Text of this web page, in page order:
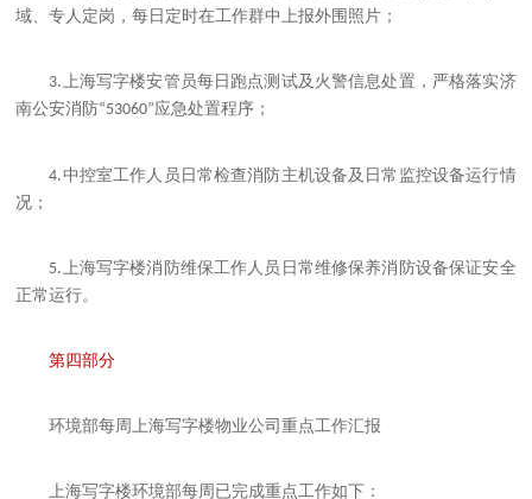
域、专人定岗，每日定时在工作群中上报外围照片；
3. 上海写字楼安管员每日跑点测试及火警信息处置，严格落实济
南公安消防“53060”应急处置程序；
4.中控室工作人员日常检查消防主机设备及日常监控设备运行情
况；
5. 上海写字楼消防维保工作人员日常维修保养消防设备保证安全
正常运行。
第四部分
环境部每周 上海写字楼物业公司重点工作汇报
上海写字楼环境部每周已完成重点工作如下：